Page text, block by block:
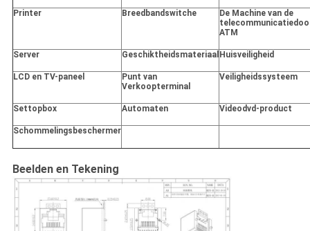
Printer Breedbandswitche
De Machine van de
ATM
Server Geschiktheidsmateriaal Huisveiligheid
LCD en TV-paneel
Punt van
Verkoopterminal
Veiligheidssysteem
Settopbox Automaten Videodvd-product
Schommelingsbeschermer
Beelden en Tekening